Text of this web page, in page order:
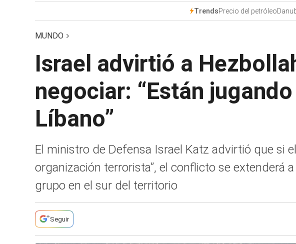
TrendsPrecio del petróleo
MUNDO
Israel advirtió a
negociar: “Están
Líbano”
El ministro de Defensa Israel Katz advirtió que si
organización terrorista”, el conflicto se extenderá
grupo en el sur del territorio
Seguir